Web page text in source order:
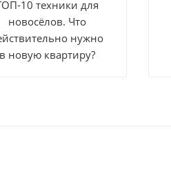
10 техники для
новосёлов. Что
нужно
в новую квартиру?